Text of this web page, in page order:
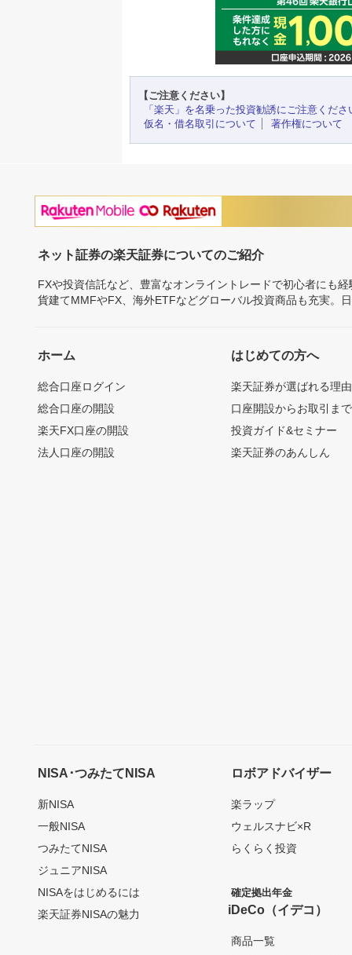
【ご注意ください】
「楽天」を名乗った投資勧誘にご注意くださ
仮名・借名取引について
著作権について
ネット証券の楽天証券についてのご紹介
FXや投資信託など、豊富なオンライントレードで初心者にも
貨建てMMFやFX、海外ETFなどグローバル投資商品も充実。
ホーム
総合口座ログイン
総合口座の開設
楽天FX口座の開設
法人口座の開設
はじめての方へ
楽天証券が選ばれる理由
口座開設からお取引ま
投資ガイド&セミナー
楽天証券のあんしん
NISA･つみたてNISA
新NISA
一般NISA
つみたてNISA
ジュニアNISA
NISAをはじめるには
楽天証券NISAの魅力
ロボアドバイザー
楽ラップ
ウェルスナビ×R
らくらく投資
確定拠出年金
iDeCo（イデコ）
商品一覧